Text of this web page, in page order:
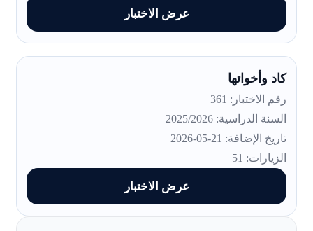
عرض الاختبار
كاد وأخواتها
رقم الاختبار: 361
السنة الدراسية: 2025/2026
تاريخ الإضافة: 21-05-2026
الزيارات: 51
عرض الاختبار